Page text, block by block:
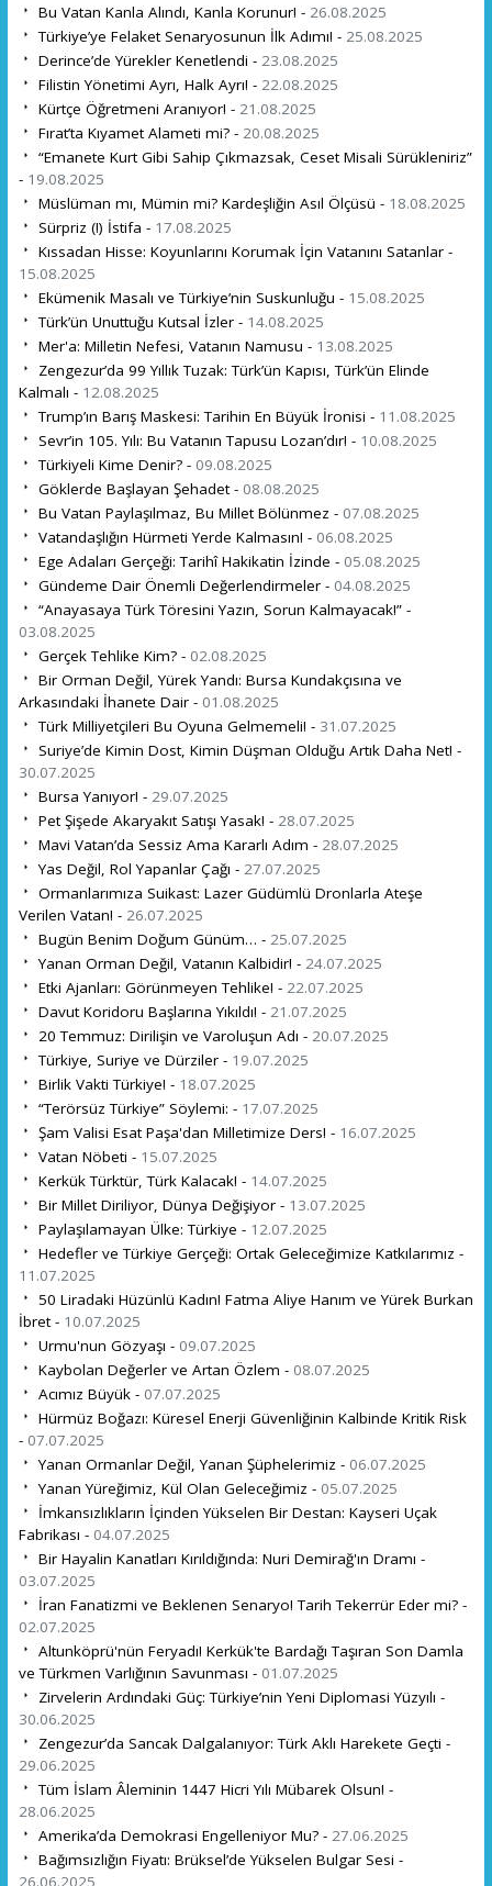
Bu Vatan Kanla Alındı, Kanla Korunur! - 26.08.2025
Türkiye’ye Felaket Senaryosunun İlk Adımı! - 25.08.2025
Derince’de Yürekler Kenetlendi - 23.08.2025
Filistin Yönetimi Ayrı, Halk Ayrı! - 22.08.2025
Kürtçe Öğretmeni Aranıyor! - 21.08.2025
Fırat’ta Kıyamet Alameti mi? - 20.08.2025
“Emanete Kurt Gibi Sahip Çıkmazsak, Ceset Misali Sürükleniriz”
- 19.08.2025
Müslüman mı, Mümin mi? Kardeşliğin Asıl Ölçüsü - 18.08.2025
Sürpriz (!) İstifa - 17.08.2025
Kıssadan Hisse: Koyunlarını Korumak İçin Vatanını Satanlar -
15.08.2025
Ekümenik Masalı ve Türkiye’nin Suskunluğu - 15.08.2025
Türk’ün Unuttuğu Kutsal İzler - 14.08.2025
Mer'a: Milletin Nefesi, Vatanın Namusu - 13.08.2025
Zengezur’da 99 Yıllık Tuzak: Türk’ün Kapısı, Türk’ün Elinde
Kalmalı - 12.08.2025
Trump’ın Barış Maskesi: Tarihin En Büyük İronisi - 11.08.2025
Sevr’in 105. Yılı: Bu Vatanın Tapusu Lozan’dır! - 10.08.2025
Türkiyeli Kime Denir? - 09.08.2025
Göklerde Başlayan Şehadet - 08.08.2025
Bu Vatan Paylaşılmaz, Bu Millet Bölünmez - 07.08.2025
Vatandaşlığın Hürmeti Yerde Kalmasın! - 06.08.2025
Ege Adaları Gerçeği: Tarihî Hakikatin İzinde - 05.08.2025
Gündeme Dair Önemli Değerlendirmeler - 04.08.2025
“Anayasaya Türk Töresini Yazın, Sorun Kalmayacak!” -
03.08.2025
Gerçek Tehlike Kim? - 02.08.2025
Bir Orman Değil, Yürek Yandı: Bursa Kundakçısına ve
Arkasındaki İhanete Dair - 01.08.2025
Türk Milliyetçileri Bu Oyuna Gelmemeli! - 31.07.2025
Suriye’de Kimin Dost, Kimin Düşman Olduğu Artık Daha Net! -
30.07.2025
Bursa Yanıyor! - 29.07.2025
Pet Şişede Akaryakıt Satışı Yasak! - 28.07.2025
Mavi Vatan’da Sessiz Ama Kararlı Adım - 28.07.2025
Yas Değil, Rol Yapanlar Çağı - 27.07.2025
Ormanlarımıza Suikast: Lazer Güdümlü Dronlarla Ateşe
Verilen Vatan! - 26.07.2025
Bugün Benim Doğum Günüm… - 25.07.2025
Yanan Orman Değil, Vatanın Kalbidir! - 24.07.2025
Etki Ajanları: Görünmeyen Tehlike! - 22.07.2025
Davut Koridoru Başlarına Yıkıldı! - 21.07.2025
20 Temmuz: Dirilişin ve Varoluşun Adı - 20.07.2025
Türkiye, Suriye ve Dürziler - 19.07.2025
Birlik Vakti Türkiye! - 18.07.2025
“Terörsüz Türkiye” Söylemi: - 17.07.2025
Şam Valisi Esat Paşa'dan Milletimize Ders! - 16.07.2025
Vatan Nöbeti - 15.07.2025
Kerkük Türktür, Türk Kalacak! - 14.07.2025
Bir Millet Diriliyor, Dünya Değişiyor - 13.07.2025
Paylaşılamayan Ülke: Türkiye - 12.07.2025
Hedefler ve Türkiye Gerçeği: Ortak Geleceğimize Katkılarımız -
11.07.2025
50 Liradaki Hüzünlü Kadın! Fatma Aliye Hanım ve Yürek Burkan
İbret - 10.07.2025
Urmu'nun Gözyaşı - 09.07.2025
Kaybolan Değerler ve Artan Özlem - 08.07.2025
Acımız Büyük - 07.07.2025
Hürmüz Boğazı: Küresel Enerji Güvenliğinin Kalbinde Kritik Risk
- 07.07.2025
Yanan Ormanlar Değil, Yanan Şüphelerimiz - 06.07.2025
Yanan Yüreğimiz, Kül Olan Geleceğimiz - 05.07.2025
İmkansızlıkların İçinden Yükselen Bir Destan: Kayseri Uçak
Fabrikası - 04.07.2025
Bir Hayalin Kanatları Kırıldığında: Nuri Demirağ'ın Dramı -
03.07.2025
İran Fanatizmi ve Beklenen Senaryo! Tarih Tekerrür Eder mi? -
02.07.2025
Altunköprü'nün Feryadı! Kerkük'te Bardağı Taşıran Son Damla
ve Türkmen Varlığının Savunması - 01.07.2025
Zirvelerin Ardındaki Güç: Türkiye’nin Yeni Diplomasi Yüzyılı -
30.06.2025
Zengezur’da Sancak Dalgalanıyor: Türk Aklı Harekete Geçti -
29.06.2025
Tüm İslam Âleminin 1447 Hicri Yılı Mübarek Olsun! -
28.06.2025
Amerika’da Demokrasi Engelleniyor Mu? - 27.06.2025
Bağımsızlığın Fiyatı: Brüksel’de Yükselen Bulgar Sesi -
26.06.2025